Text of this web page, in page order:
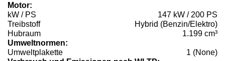
Motor:
kW / PS
147 kW / 200 PS
Treibstoff
Hybrid (Benzin/Elektro)
Hubraum
1.199 cm³
Umweltnormen:
Umweltplakette
1 (None)